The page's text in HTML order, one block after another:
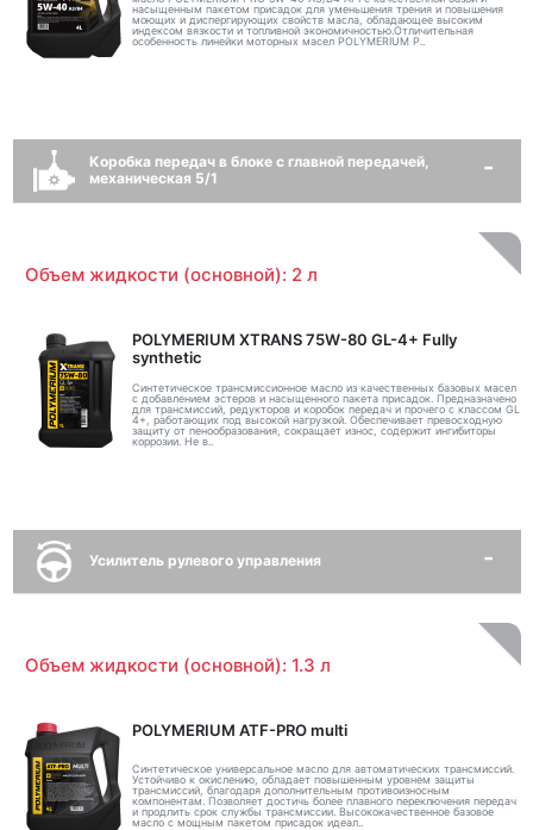
насыщенным пакетом присадок для уменьшения трения и повышения
моющих и диспергирующих свойств масла, обладающее высоким
индексом вязкости и топливной экономичностью.Отличительная
особенность линейки моторных масел POLYMERIUM P..
Коробка передач в блоке с главной передачей,
механическая 5/1
Объем жидкости (основной): 2 л
POLYMERIUM XTRANS 75W-80 GL-4+ Fully
synthetic
Синтетическое трансмиссионное масло из качественных базовых масел
с добавлением эстеров и насыщенного пакета присадок. Предназначено
для трансмиссий, редукторов и коробок передач и прочего с классом GL
4+, работающих под высокой нагрузкой. Обеспечивает превосходную
защиту от пенообразования, сокращает износ, содержит ингибиторы
коррозии. Не в..
Усилитель рулевого управления
Объем жидкости (основной): 1.3 л
POLYMERIUM ATF-PRO multi
Синтетическое универсальное масло для автоматических трансмиссий.
Устойчиво к окислению, обладает повышенным уровнем защиты
трансмиссий, благодаря дополнительным противоизносным
компонентам. Позволяет достичь более плавного переключения передач
и продлить срок службы трансмиссии. Высококачественное базовое
масло с мощным пакетом присадок идеал..